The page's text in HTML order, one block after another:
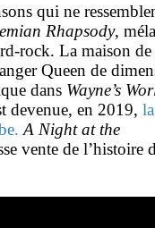
qui ne
Rhapsody,
rock. La maison
Queen de
dans Wayne’s
devenue, en 2019,
A Night at the
vente de l’histoire